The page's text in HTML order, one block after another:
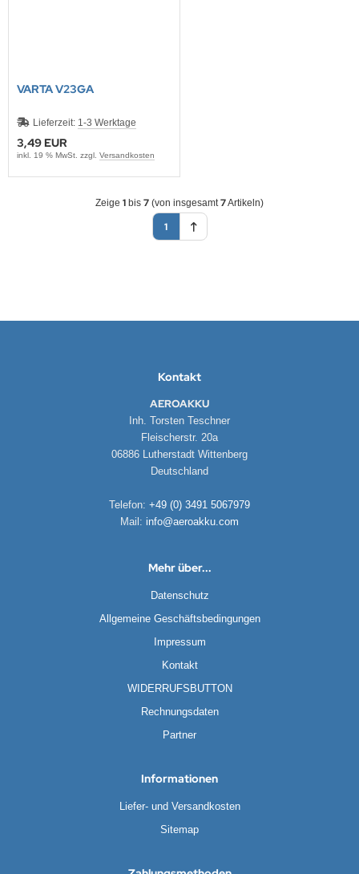
VARTA V23GA
Lieferzeit: 1-3 Werktage
3,49 EUR
inkl. 19 % MwSt. zzgl. Versandkosten
Zeige 1 bis 7 (von insgesamt7Artikeln)
1
Kontakt
AEROAKKU
Inh. Torsten Teschner
Fleischerstr. 20a
06886 Lutherstadt Wittenberg
Deutschland
Telefon: +49 (0) 3491 5067979
Mail: info@aeroakku.com
Mehr über...
Datenschutz
Allgemeine Geschäftsbedingungen
Impressum
Kontakt
WIDERRUFSBUTTON
Rechnungsdaten
Partner
Informationen
Liefer- und Versandkosten
Sitemap